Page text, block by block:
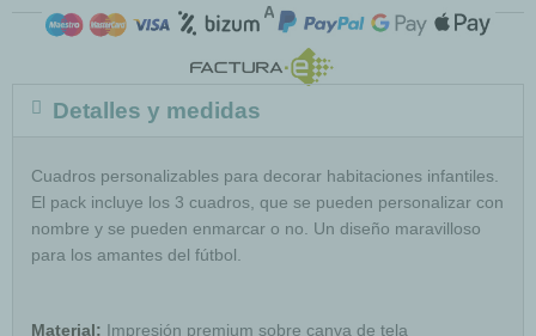
COMPRA SEGURA
Detalles y medidas
Cuadros personalizables para decorar habitaciones infantiles.
El pack incluye los 3 cuadros, que se pueden personalizar con
nombre y se pueden enmarcar o no. Un diseño maravilloso
para los amantes del fútbol.
Material: Impresión premium sobre canva de tela